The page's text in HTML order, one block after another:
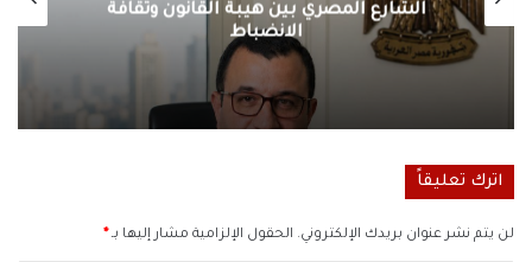
الشارع المصري بين هيبة القانون وثقافة
الانضباط
اترك تعليقاً
لن يتم نشر عنوان بريدك الإلكتروني. الحقول الإلزامية مشار إليها بـ*